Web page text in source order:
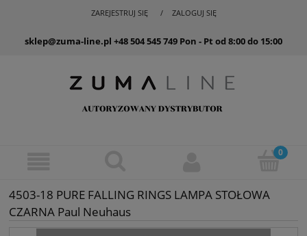
ZAREJESTRUJ SIĘ ZALOGUJ SIĘ
sklep@zuma-line.pl +48 504 545 749 Pon - Pt od 8:00 do 15:00
4503-18 PURE FALLING RINGS LAMPA STOŁOWA
CZARNA Paul Neuhaus